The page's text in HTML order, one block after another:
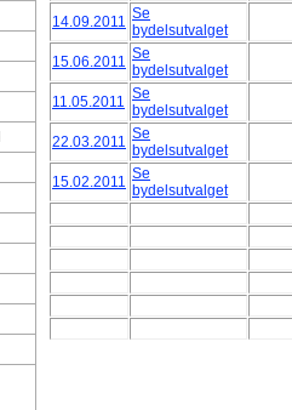
14.09.2011 Se
bydelsutvalget
15.06.2011 Se
bydelsutvalget
11.05.2011 Se
bydelsutvalget
22.03.2011 Se
bydelsutvalget
15.02.2011 Se
bydelsutvalget